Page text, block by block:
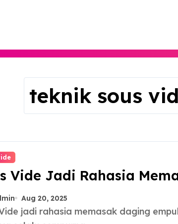
teknik sous
Vide Jadi Rahasia
Aug 20, 2025